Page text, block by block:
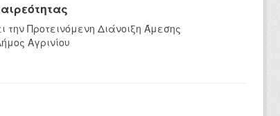
Προτεινόμενη Διάνοιξη Άμεσης
Αγρινίου